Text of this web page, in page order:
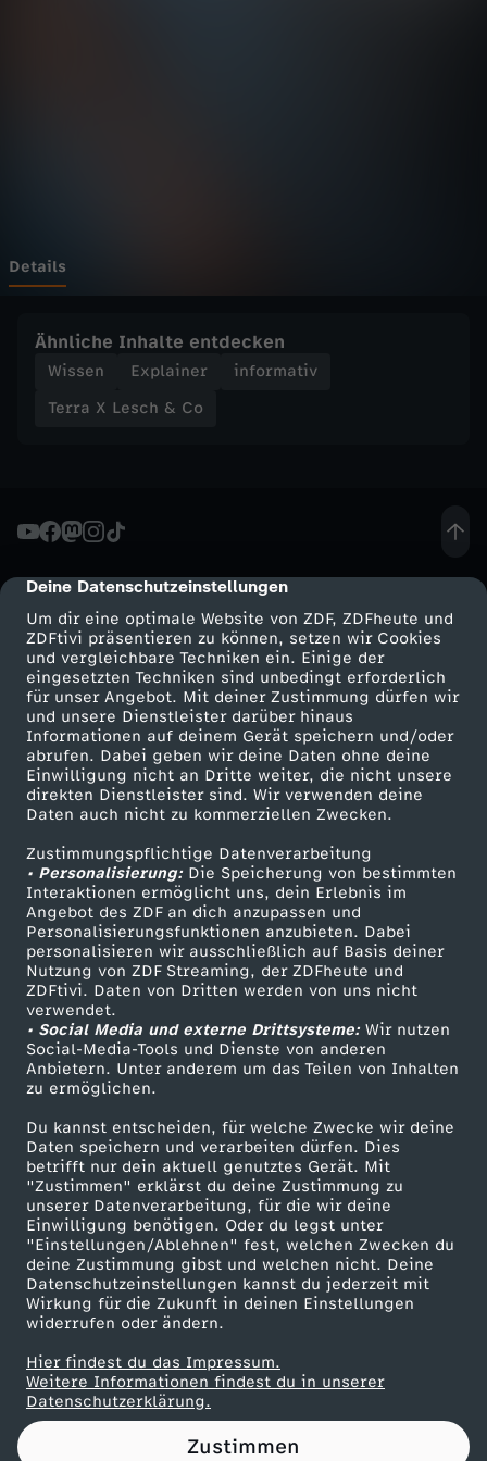
cmp-dialog-description
Deine Datenschutzeinstellungen
Um dir eine optimale Website von ZDF, ZDFheute und
ZDFtivi präsentieren zu können, setzen wir Cookies
und vergleichbare Techniken ein. Einige der
eingesetzten Techniken sind unbedingt erforderlich
für unser Angebot. Mit deiner Zustimmung dürfen wir
und unsere Dienstleister darüber hinaus
Informationen auf deinem Gerät speichern und/oder
abrufen. Dabei geben wir deine Daten ohne deine
Einwilligung nicht an Dritte weiter, die nicht unsere
direkten Dienstleister sind. Wir verwenden deine
Daten auch nicht zu kommerziellen Zwecken.
Zustimmungspflichtige Datenverarbeitung
• Personalisierung:Die Speicherung von bestimmten
Interaktionen ermöglicht uns, dein Erlebnis im
Angebot des ZDF an dich anzupassen und
Personalisierungsfunktionen anzubieten. Dabei
personalisieren wir ausschließlich auf Basis deiner
Nutzung von ZDF Streaming, der ZDFheute und
ZDFtivi. Daten von Dritten werden von uns nicht
verwendet.
• Social Media und externe Drittsysteme:Wir nutzen
Social-Media-Tools und Dienste von anderen
Anbietern. Unter anderem um das Teilen von Inhalten
zu ermöglichen.
Du kannst entscheiden, für welche Zwecke wir deine
Daten speichern und verarbeiten dürfen. Dies
betrifft nur dein aktuell genutztes Gerät. Mit
"Zustimmen" erklärst du deine Zustimmung zu
unserer Datenverarbeitung, für die wir deine
Einwilligung benötigen. Oder du legst unter
"Einstellungen/Ablehnen" fest, welchen Zwecken du
deine Zustimmung gibst und welchen nicht. Deine
Datenschutzeinstellungen kannst du jederzeit mit
Wirkung für die Zukunft in deinen Einstellungen
widerrufen oder ändern.
Hier findest du das Impressum.
Weitere Informationen findest du in unserer
Datenschutzerklärung.
Zustimmen
C
-
a
n
e
t
K
2
-
1
8
b
–
H
o
f
f
n
u
n
Details
Ähnliche Inhalte entdecken
Wissen Explainer
informativ
Terra X Lesch & Co
Mehr ZDF
ZDF-Apps
Smart TV
ZDFtext
Livestreams
Sendungen A-Z
TV-Programm
Service
ZDFmitreden
Kontakt zum ZDF
Tickets
Zuschauerservice
Hilfe
ZDF Unternehmen
Karriere
ZDF goes Schule
Werbefernsehen
Mainzelmännchen
Partner